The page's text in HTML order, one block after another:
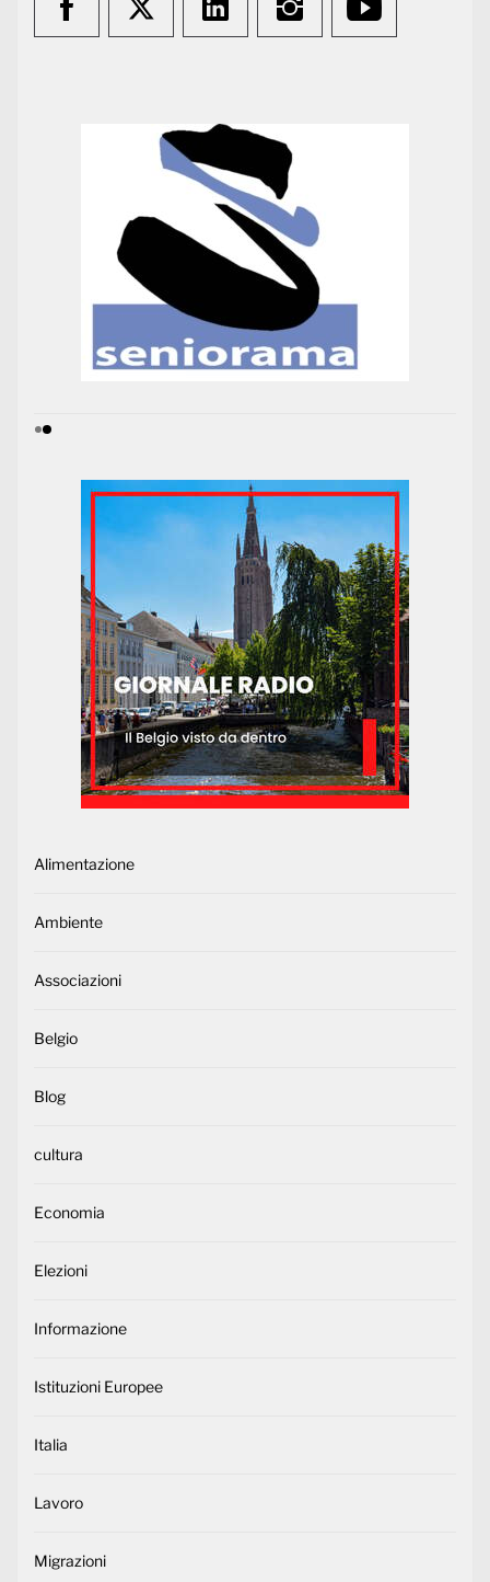
Alimentazione
Ambiente
Associazioni
Belgio
Blog
cultura
Economia
Elezioni
Informazione
Istituzioni Europee
Italia
Lavoro
Migrazioni